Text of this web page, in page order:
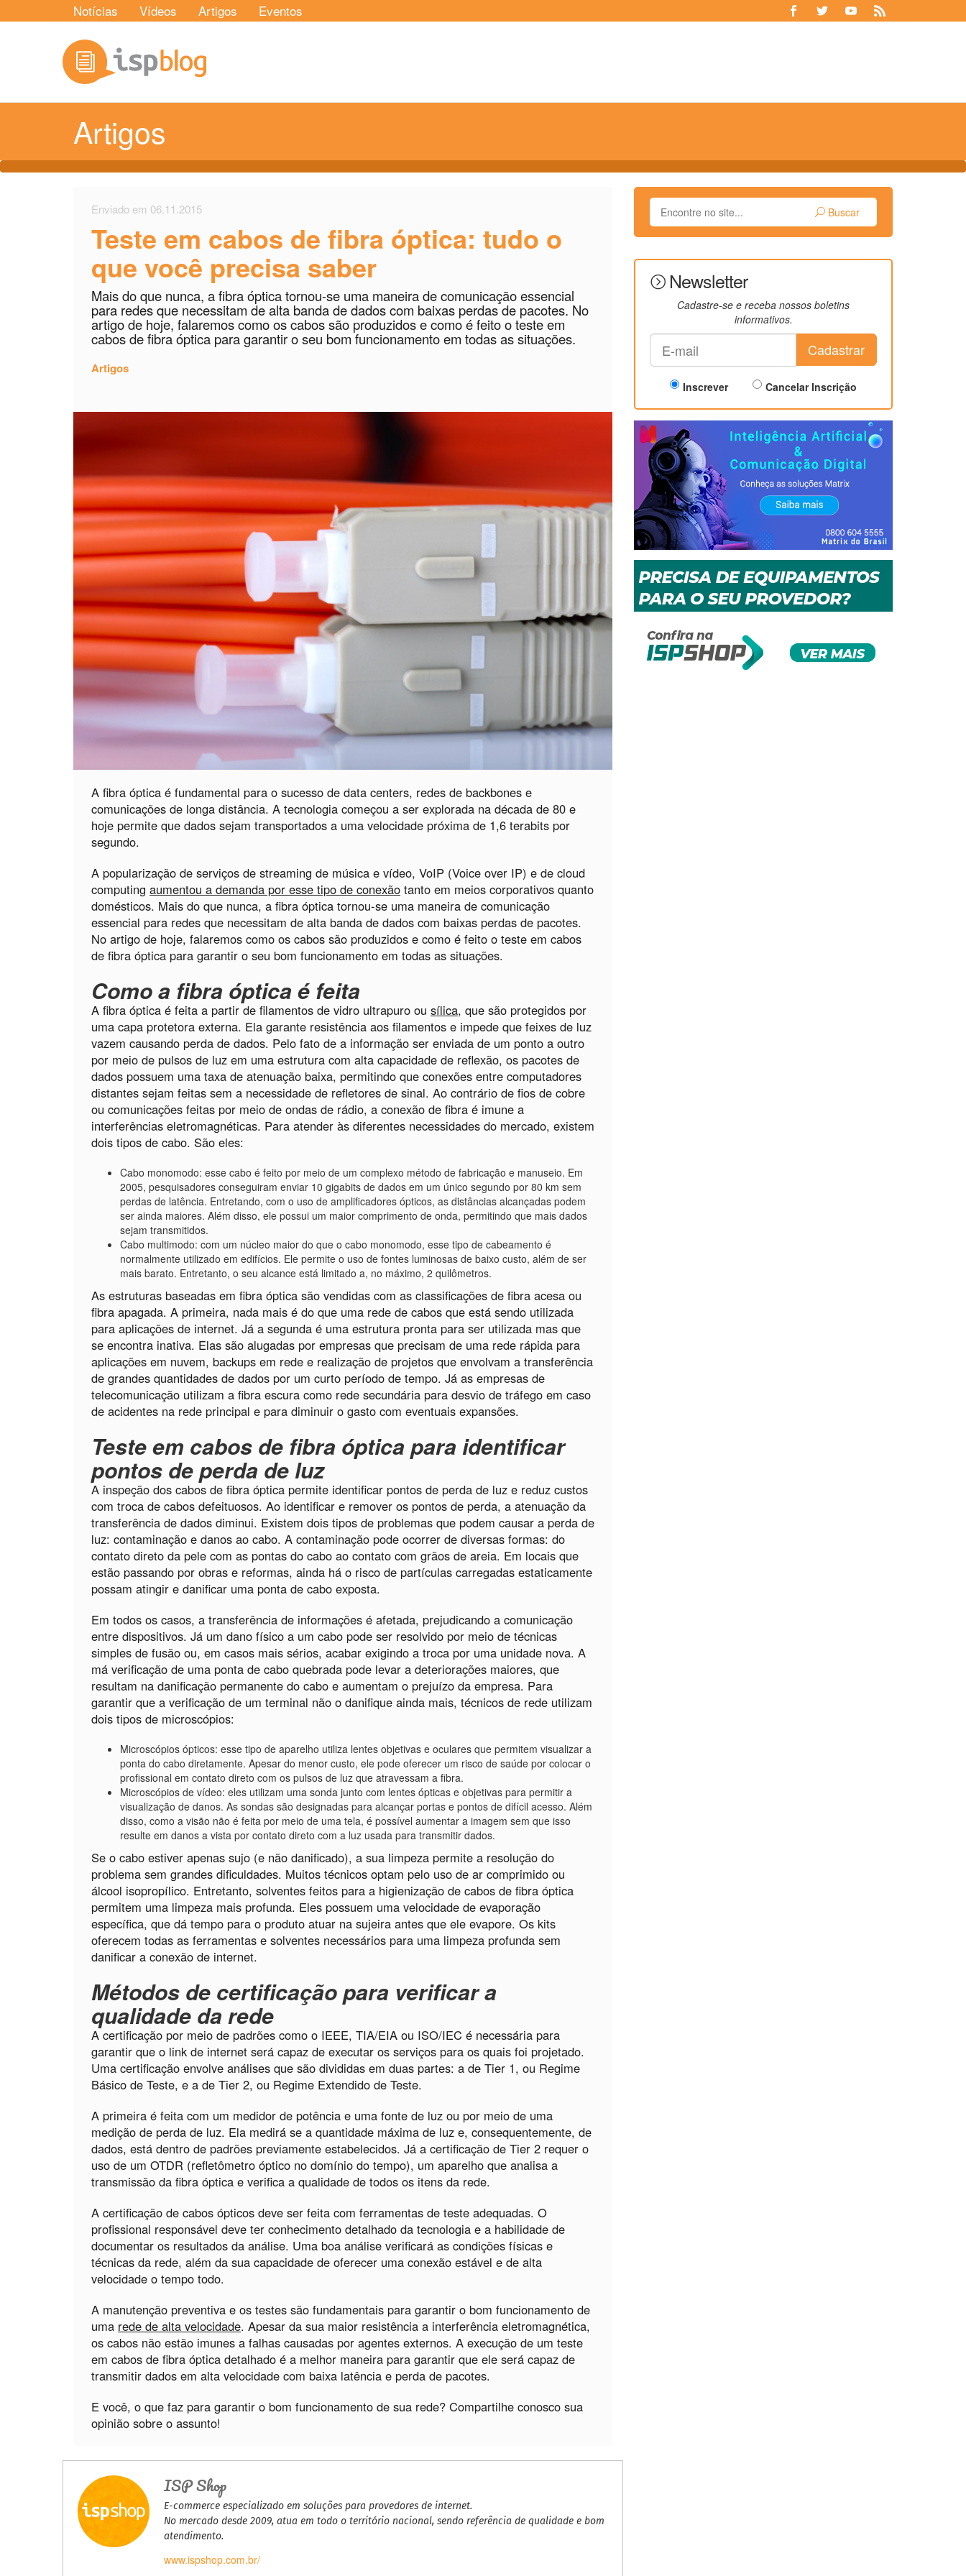
Notícias Vídeos Artigos Eventos
Artigos
Enviado em 06.11.2015
Teste em cabos de fibra óptica: tudo o
que você precisa saber
Mais do que nunca, a fibra óptica tornou-se uma maneira de comunicação essencial
para redes que necessitam de alta banda de dados com baixas perdas de pacotes. No
artigo de hoje, falaremos como os cabos são produzidos e como é feito o teste em
cabos de fibra óptica para garantir o seu bom funcionamento em todas as situações.
Artigos
A fibra óptica é fundamental para o sucesso de data centers, redes de backbones e
comunicações de longa distância. A tecnologia começou a ser explorada na década de 80 e
hoje permite que dados sejam transportados a uma velocidade próxima de 1,6 terabits por
segundo.
A popularização de serviços de streaming de música e vídeo, VoIP (Voice over IP) e de cloud
computing aumentou a demanda por esse tipo de conexão tanto em meios corporativos quanto
domésticos. Mais do que nunca, a fibra óptica tornou-se uma maneira de comunicação
essencial para redes que necessitam de alta banda de dados com baixas perdas de pacotes.
No artigo de hoje, falaremos como os cabos são produzidos e como é feito o teste em cabos
de fibra óptica para garantir o seu bom funcionamento em todas as situações.
Como a fibra óptica é feita
A fibra óptica é feita a partir de filamentos de vidro ultrapuro ou sílica, que são protegidos por
uma capa protetora externa. Ela garante resistência aos filamentos e impede que feixes de luz
vazem causando perda de dados. Pelo fato de a informação ser enviada de um ponto a outro
por meio de pulsos de luz em uma estrutura com alta capacidade de reflexão, os pacotes de
dados possuem uma taxa de atenuação baixa, permitindo que conexões entre computadores
distantes sejam feitas sem a necessidade de refletores de sinal. Ao contrário de fios de cobre
ou comunicações feitas por meio de ondas de rádio, a conexão de fibra é imune a
interferências eletromagnéticas. Para atender às diferentes necessidades do mercado, existem
dois tipos de cabo. São eles:
Cabo monomodo: esse cabo é feito por meio de um complexo método de fabricação e manuseio. Em
2005, pesquisadores conseguiram enviar 10 gigabits de dados em um único segundo por 80 km sem
perdas de latência. Entretando, com o uso de amplificadores ópticos, as distâncias alcançadas podem
ser ainda maiores. Além disso, ele possui um maior comprimento de onda, permitindo que mais dados
sejam transmitidos.
Cabo multimodo: com um núcleo maior do que o cabo monomodo, esse tipo de cabeamento é
normalmente utilizado em edifícios. Ele permite o uso de fontes luminosas de baixo custo, além de ser
mais barato. Entretanto, o seu alcance está limitado a, no máximo, 2 quilômetros.
As estruturas baseadas em fibra óptica são vendidas com as classificações de fibra acesa ou
fibra apagada. A primeira, nada mais é do que uma rede de cabos que está sendo utilizada
para aplicações de internet. Já a segunda é uma estrutura pronta para ser utilizada mas que
se encontra inativa. Elas são alugadas por empresas que precisam de uma rede rápida para
aplicações em nuvem, backups em rede e realização de projetos que envolvam a transferência
de grandes quantidades de dados por um curto período de tempo. Já as empresas de
telecomunicação utilizam a fibra escura como rede secundária para desvio de tráfego em caso
de acidentes na rede principal e para diminuir o gasto com eventuais expansões.
Teste em cabos de fibra óptica para identificar
pontos de perda de luz
A inspeção dos cabos de fibra óptica permite identificar pontos de perda de luz e reduz custos
com troca de cabos defeituosos. Ao identificar e remover os pontos de perda, a atenuação da
transferência de dados diminui. Existem dois tipos de problemas que podem causar a perda de
luz: contaminação e danos ao cabo. A contaminação pode ocorrer de diversas formas: do
contato direto da pele com as pontas do cabo ao contato com grãos de areia. Em locais que
estão passando por obras e reformas, ainda há o risco de partículas carregadas estaticamente
possam atingir e danificar uma ponta de cabo exposta.
Em todos os casos, a transferência de informações é afetada, prejudicando a comunicação
entre dispositivos. Já um dano físico a um cabo pode ser resolvido por meio de técnicas
simples de fusão ou, em casos mais sérios, acabar exigindo a troca por uma unidade nova. A
má verificação de uma ponta de cabo quebrada pode levar a deteriorações maiores, que
resultam na danificação permanente do cabo e aumentam o prejuízo da empresa. Para
garantir que a verificação de um terminal não o danifique ainda mais, técnicos de rede utilizam
dois tipos de microscópios:
Microscópios ópticos: esse tipo de aparelho utiliza lentes objetivas e oculares que permitem visualizar a
ponta do cabo diretamente. Apesar do menor custo, ele pode oferecer um risco de saúde por colocar o
profissional em contato direto com os pulsos de luz que atravessam a fibra.
Microscópios de vídeo: eles utilizam uma sonda junto com lentes ópticas e objetivas para permitir a
visualização de danos. As sondas são designadas para alcançar portas e pontos de difícil acesso. Além
disso, como a visão não é feita por meio de uma tela, é possível aumentar a imagem sem que isso
resulte em danos a vista por contato direto com a luz usada para transmitir dados.
Se o cabo estiver apenas sujo (e não danificado), a sua limpeza permite a resolução do
problema sem grandes dificuldades. Muitos técnicos optam pelo uso de ar comprimido ou
álcool isopropílico. Entretanto, solventes feitos para a higienização de cabos de fibra óptica
permitem uma limpeza mais profunda. Eles possuem uma velocidade de evaporação
específica, que dá tempo para o produto atuar na sujeira antes que ele evapore. Os kits
oferecem todas as ferramentas e solventes necessários para uma limpeza profunda sem
danificar a conexão de internet.
Métodos de certificação para verificar a
qualidade da rede
A certificação por meio de padrões como o IEEE, TIA/EIA ou ISO/IEC é necessária para
garantir que o link de internet será capaz de executar os serviços para os quais foi projetado.
Uma certificação envolve análises que são divididas em duas partes: a de Tier 1, ou Regime
Básico de Teste, e a de Tier 2, ou Regime Extendido de Teste.
A primeira é feita com um medidor de potência e uma fonte de luz ou por meio de uma
medição de perda de luz. Ela medirá se a quantidade máxima de luz e, consequentemente, de
dados, está dentro de padrões previamente estabelecidos. Já a certificação de Tier 2 requer o
uso de um OTDR (refletômetro óptico no domínio do tempo), um aparelho que analisa a
transmissão da fibra óptica e verifica a qualidade de todos os itens da rede.
A certificação de cabos ópticos deve ser feita com ferramentas de teste adequadas. O
profissional responsável deve ter conhecimento detalhado da tecnologia e a habilidade de
documentar os resultados da análise. Uma boa análise verificará as condições físicas e
técnicas da rede, além da sua capacidade de oferecer uma conexão estável e de alta
velocidade o tempo todo.
A manutenção preventiva e os testes são fundamentais para garantir o bom funcionamento de
uma rede de alta velocidade. Apesar da sua maior resistência a interferência eletromagnética,
os cabos não estão imunes a falhas causadas por agentes externos. A execução de um teste
em cabos de fibra óptica detalhado é a melhor maneira para garantir que ele será capaz de
transmitir dados em alta velocidade com baixa latência e perda de pacotes.
E você, o que faz para garantir o bom funcionamento de sua rede? Compartilhe conosco sua
opinião sobre o assunto!
ISP Shop
E-commerce especializado em soluções para provedores de internet.
No mercado desde 2009, atua em todo o território nacional, sendo referência de qualidade e bom
atendimento.
www.ispshop.com.br/
Buscar
Newsletter
Cadastre-se e receba nossos boletins
informativos.
Cadastrar
Inscrever Cancelar Inscrição